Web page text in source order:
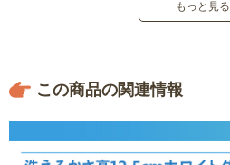
もっと見る
この商品の関連情報